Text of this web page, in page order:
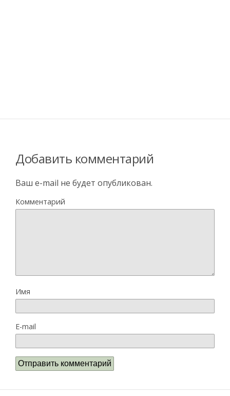
Добавить комментарий
Ваш e-mail не будет опубликован.
Комментарий
Имя
E-mail